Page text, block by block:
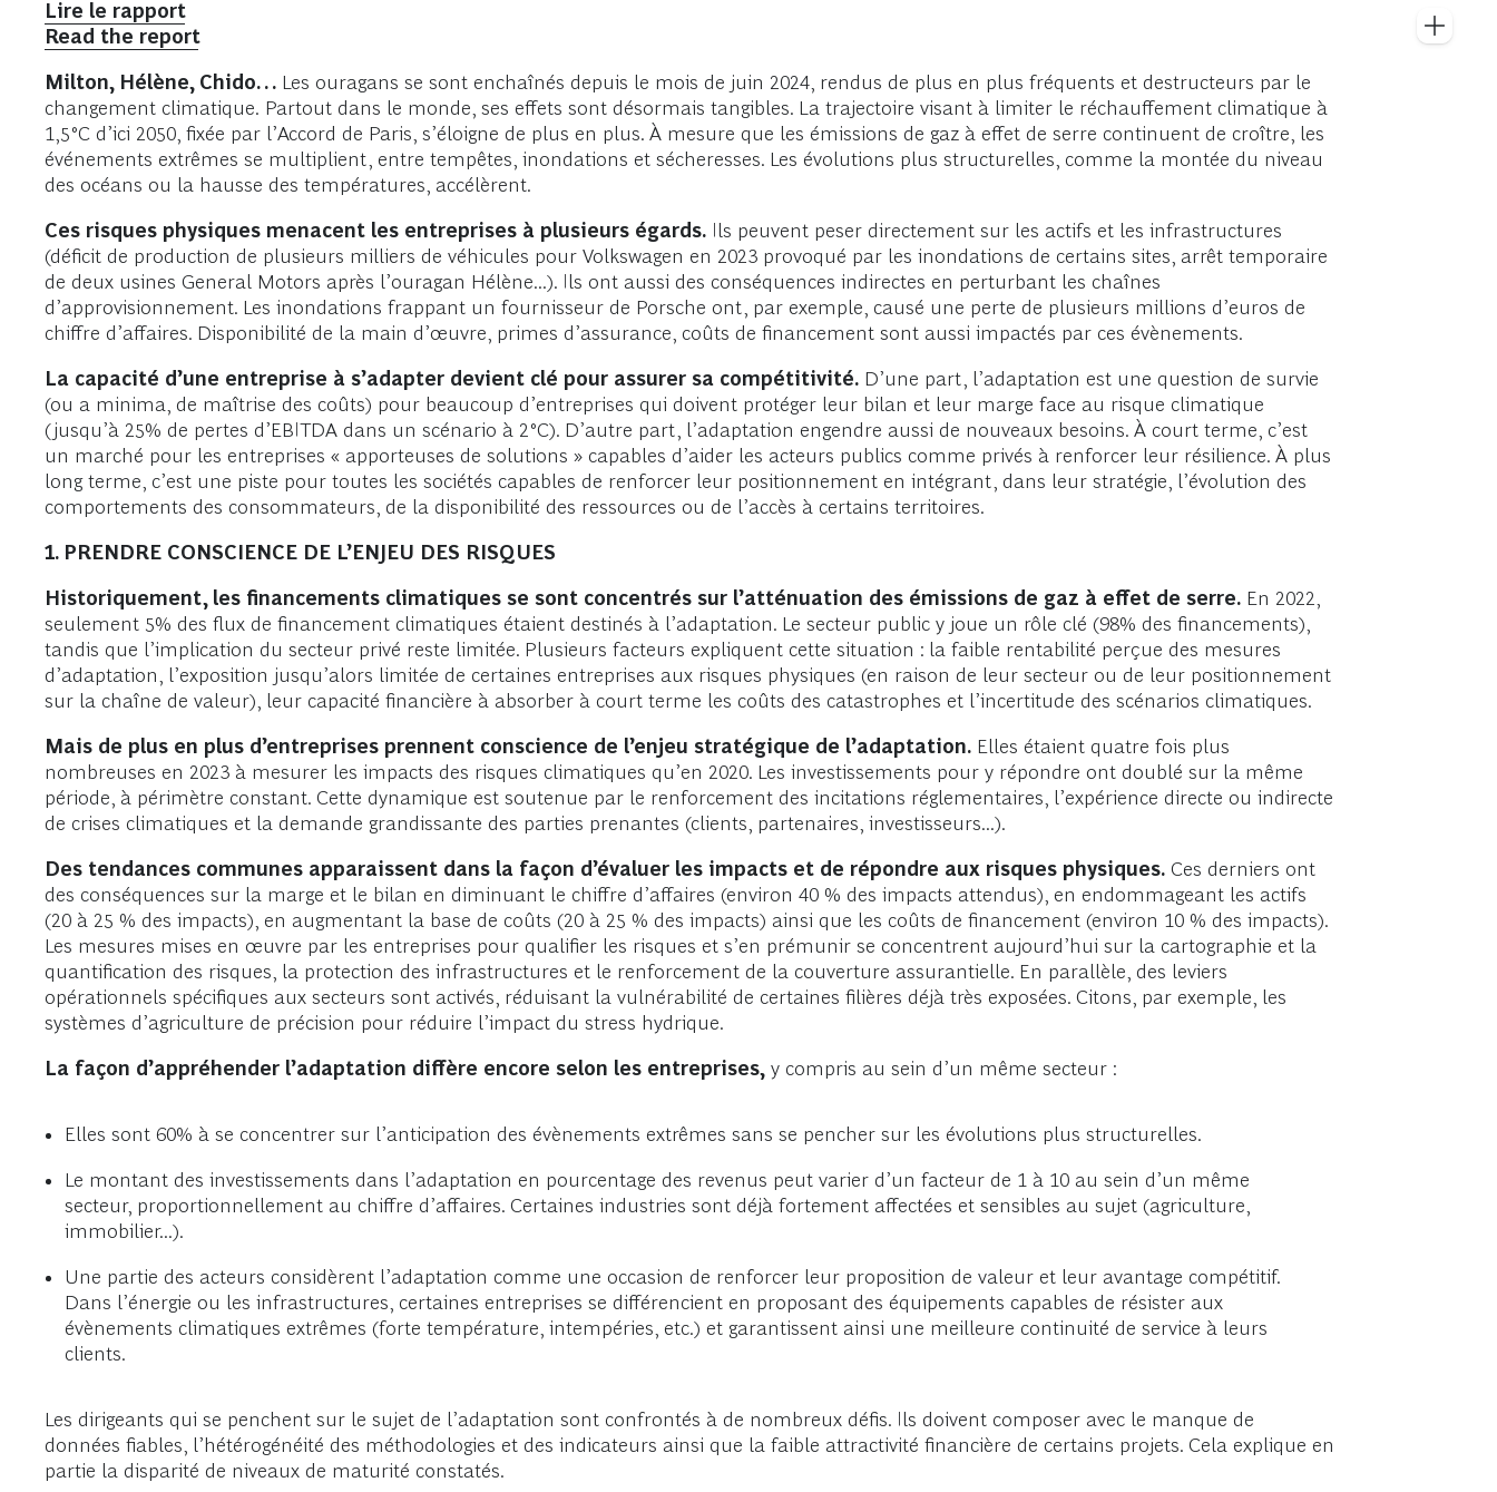
Lire le rapport
Read the report
Milton, Hélène, Chido… Les ouragans se sont enchaînés depuis le mois de juin 2024, rendus de plus en plus fréquents et destructeurs par le
changement climatique. Partout dans le monde, ses effets sont désormais tangibles. La trajectoire visant à limiter le réchauffement climatique à
1,5°C d’ici 2050, fixée par l’Accord de Paris, s’éloigne de plus en plus. À mesure que les émissions de gaz à effet de serre continuent de croître, les
événements extrêmes se multiplient, entre tempêtes, inondations et sécheresses. Les évolutions plus structurelles, comme la montée du niveau
des océans ou la hausse des températures, accélèrent.
Ces risques physiques menacent les entreprises à plusieurs égards. Ils peuvent peser directement sur les actifs et les infrastructures
(déficit de production de plusieurs milliers de véhicules pour Volkswagen en 2023 provoqué par les inondations de certains sites, arrêt temporaire
de deux usines General Motors après l’ouragan Hélène...). Ils ont aussi des conséquences indirectes en perturbant les chaînes
d’approvisionnement. Les inondations frappant un fournisseur de Porsche ont, par exemple, causé une perte de plusieurs millions d’euros de
chiffre d’affaires. Disponibilité de la main d’œuvre, primes d’assurance, coûts de financement sont aussi impactés par ces évènements.
La capacité d’une entreprise à s’adapter devient clé pour assurer sa compétitivité. D’une part, l’adaptation est une question de survie
(ou a minima, de maîtrise des coûts) pour beaucoup d’entreprises qui doivent protéger leur bilan et leur marge face au risque climatique
(jusqu’à 25% de pertes d’EBITDA dans un scénario à 2°C). D’autre part, l’adaptation engendre aussi de nouveaux besoins. À court terme, c’est
un marché pour les entreprises « apporteuses de solutions » capables d’aider les acteurs publics comme privés à renforcer leur résilience. À plus
long terme, c’est une piste pour toutes les sociétés capables de renforcer leur positionnement en intégrant, dans leur stratégie, l’évolution des
comportements des consommateurs, de la disponibilité des ressources ou de l’accès à certains territoires.
1. PRENDRE CONSCIENCE DE L’ENJEU DES RISQUES
Historiquement, les financements climatiques se sont concentrés sur l’atténuation des émissions de gaz à effet de serre. En 2022,
seulement 5% des flux de financement climatiques étaient destinés à l’adaptation. Le secteur public y joue un rôle clé (98% des financements),
tandis que l’implication du secteur privé reste limitée. Plusieurs facteurs expliquent cette situation : la faible rentabilité perçue des mesures
d’adaptation, l’exposition jusqu’alors limitée de certaines entreprises aux risques physiques (en raison de leur secteur ou de leur positionnement
sur la chaîne de valeur), leur capacité financière à absorber à court terme les coûts des catastrophes et l’incertitude des scénarios climatiques.
Mais de plus en plus d’entreprises prennent conscience de l’enjeu stratégique de l’adaptation. Elles étaient quatre fois plus
nombreuses en 2023 à mesurer les impacts des risques climatiques qu’en 2020. Les investissements pour y répondre ont doublé sur la même
période, à périmètre constant. Cette dynamique est soutenue par le renforcement des incitations réglementaires, l’expérience directe ou indirecte
de crises climatiques et la demande grandissante des parties prenantes (clients, partenaires, investisseurs...).
Des tendances communes apparaissent dans la façon d’évaluer les impacts et de répondre aux risques physiques. Ces derniers ont
des conséquences sur la marge et le bilan en diminuant le chiffre d’affaires (environ 40 % des impacts attendus), en endommageant les actifs
(20 à 25 % des impacts), en augmentant la base de coûts (20 à 25 % des impacts) ainsi que les coûts de financement (environ 10 % des impacts).
Les mesures mises en œuvre par les entreprises pour qualifier les risques et s’en prémunir se concentrent aujourd’hui sur la cartographie et la
quantification des risques, la protection des infrastructures et le renforcement de la couverture assurantielle. En parallèle, des leviers
opérationnels spécifiques aux secteurs sont activés, réduisant la vulnérabilité de certaines filières déjà très exposées. Citons, par exemple, les
systèmes d’agriculture de précision pour réduire l’impact du stress hydrique.
La façon d’appréhender l’adaptation diffère encore selon les entreprises, y compris au sein d’un même secteur :
Elles sont 60% à se concentrer sur l’anticipation des évènements extrêmes sans se pencher sur les évolutions plus structurelles.
Le montant des investissements dans l’adaptation en pourcentage des revenus peut varier d’un facteur de 1 à 10 au sein d’un même
secteur, proportionnellement au chiffre d’affaires. Certaines industries sont déjà fortement affectées et sensibles au sujet (agriculture,
immobilier...).
Une partie des acteurs considèrent l’adaptation comme une occasion de renforcer leur proposition de valeur et leur avantage compétitif.
Dans l’énergie ou les infrastructures, certaines entreprises se différencient en proposant des équipements capables de résister aux
évènements climatiques extrêmes (forte température, intempéries, etc.) et garantissent ainsi une meilleure continuité de service à leurs
clients.
Les dirigeants qui se penchent sur le sujet de l’adaptation sont confrontés à de nombreux défis. Ils doivent composer avec le manque de
données fiables, l’hétérogénéité des méthodologies et des indicateurs ainsi que la faible attractivité financière de certains projets. Cela explique en
partie la disparité de niveaux de maturité constatés.